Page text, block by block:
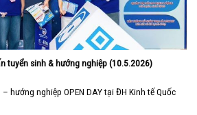
tuyển sinh & hướng nghiệp (10.5.2026)
hướng nghiệp OPEN DAY tại ĐH Kinh tế Quốc